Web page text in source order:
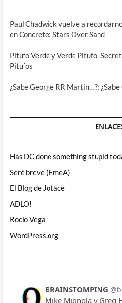
Paul Chadwick vuelve a
en Concrete: Stars Over Sand
Pitufo Verde y Verde Pitufo:
Pitufos
¿Sabe George RR Martin…?:
Has DC done something stupid
Seré breve (EmeA)
El Blog de Jotace
ADLO!
Rocío Vega
WordPress.org